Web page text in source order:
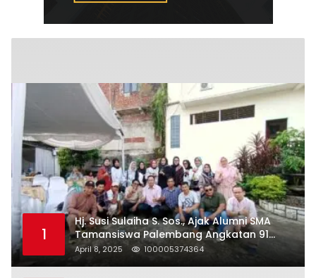
1
Hj. Susi Sulaiha S. Sos., Ajak Alumni SMA
Tamansiswa Palembang Angkatan 91
Halal Bihalal
April 8, 2025 100005374364